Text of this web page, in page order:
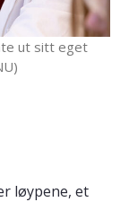
ut sitt eget
løypene, et